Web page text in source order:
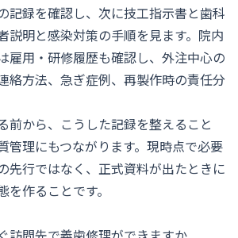
記録を確認し、次に技工指示書と歯科
説明と感染対策の手順を見ます。院内
雇用・研修履歴も確認し、外注中心の
絡方法、急ぎ症例、再製作時の責任分
前から、こうした記録を整えること
管理にもつながります。現時点で必要
先行ではなく、正式資料が出たときに
を作ることです。